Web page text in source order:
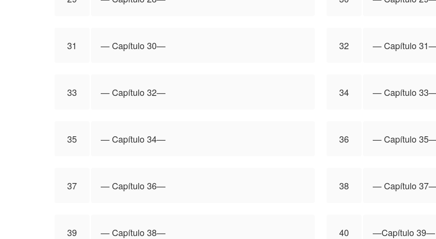
31 —⁠ Capítulo 30—⁠ 32 —⁠ Capítulo
33 —⁠ Capítulo 32—⁠ 34 —⁠ Capítulo
35 —⁠ Capítulo 34—⁠ 36 —⁠ Capítulo
37 —⁠ Capítulo 36— 38 —⁠ Capítulo
39 —⁠ Capítulo 38—⁠ 40 —Capítulo 39—